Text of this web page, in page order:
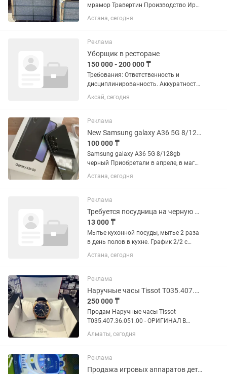
мрамор Травертин Производство Иран
Промой доставка без посредников
Своя карьера свой завод Есть в
облицовочного камня в г.Астана в...
Астана, сегодня
Реклама
Уборщик в ресторане
150 000 - 200 000 ₸
Требования: Ответственность и
дисциплинированность. Аккуратность
и исполнительность. Соблюдение
техники безопасности и санитарных
Аксай, сегодня
Реклама
New Samsung galaxy A36 5G 8/128gb
100 000 ₸
Samsung galaxy A36 5G 8/128gb
черный Приобретали в апреле, в маг
Мечта Новый, в использовании был
неделю Полный заводской комплект
цена!!!
Астана, сегодня
Реклама
Требуется посудница на черную майку
13 000 ₸
Мытье кухонной посуды, мытье 2 раза
в день полов в кухне. График 2/2 с
07:30 до 20:30, зарплата
выплачивается 5 числа, аванс 20
Астана, сегодня
Реклама
Наручные часы Tissot T035.407.36.051.00
250 000 ₸
Продам Наручные часы Tissot
T035.407.36.051.00 - ОРИГИНАЛ В
отличном состоянии. Полная
комплектация. Коробка. Описание: •
автоподзаводом ETA Powermatic 80,
калибр C07.121, с...
Алматы, сегодня
Реклама
Продажа игровых аппаратов детских